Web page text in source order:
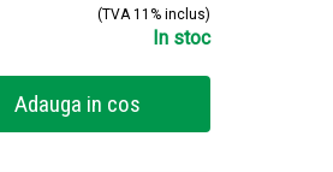
(TVA 11% inclus)
In stoc
Adauga in cos